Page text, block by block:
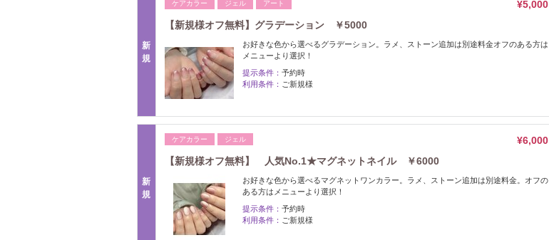
新
規
ケアカラー ジェル アート
¥5,000
【新規様オフ無料】グラデーション ￥5000
お好きな色から選べるグラデーション。ラメ、ストーン追加は別途料金オフのある方は
メニューより選択！
提示条件： 予約時
利用条件： ご新規様
新
規
ケアカラー ジェル
¥6,000
【新規様オフ無料】 人気No.1★マグネットネイル ￥6000
お好きな色から選べるマグネットワンカラー。ラメ、ストーン追加は別途料金。オフの
ある方はメニューより選択！
提示条件： 予約時
利用条件： ご新規様